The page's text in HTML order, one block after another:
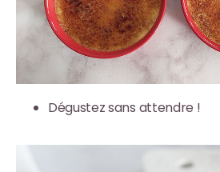
Dégustez sans attendre !